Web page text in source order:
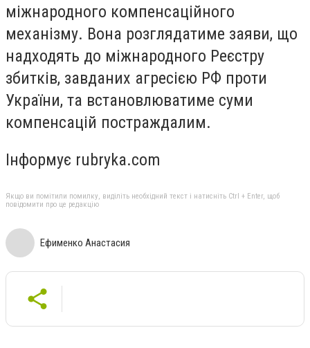
міжнародного компенсаційного
механізму. Вона розглядатиме заяви, що
надходять до міжнародного Реєстру
збитків, завданих агресією РФ проти
України, та встановлюватиме суми
компенсацій постраждалим.
Інформує rubryka.com
Якщо ви помітили помилку, виділіть необхідний текст і натисніть Ctrl + Enter, щоб
повідомити про це редакцію
Ефименко Анастасия